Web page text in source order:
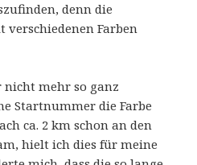
denn die
Farben
mehr so ganz
Startnummer die Farbe
ca. 2 km schon an den
hielt ich dies für meine